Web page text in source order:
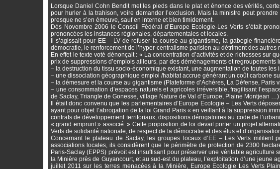
Lorsque Daniel Cohn Bendit met les pieds dans le plat et énonce des vérités,
pour hurler à la trahison, voire demander l’exclusion. Mais la ministre peut
presque ne s’en émeuve, sauf en interne et bien timidement.
Dès Novembre 2006 le Conseil Fédéral d’Europe Ecologie-Les Verts s’était
prononcées les instances régionales, départementales et locales.
Il s’agissait pour EE – LV de refuser la course au gigantisme, la gabegie
démocratie, le renforcement de l’hyper-centralisme parisien au détriment des
En effet le texte voté dénonçait : « La concentration d’activités et de richesses sur
prix de suppressions d’emplois ailleurs, par des déménagements et regroupements
– la destruction du tissu socio-économique existant, une augmentation de toutes
– une dissociation géographique emploi /habitat accrue générant un coût carbone
– la démesure et la course au gigantisme (Plateforme d’Achères, La Défense, Paris
– une consommation d’espaces naturels et agricoles irréversible, fragilisant
de Saclay, Triangle de Gonesse, village Nature de Val d’Europe, Plaine Montjean
Il était donc convenu que les parlementaires d’Europe Ecologie – Les Verts
ayant pour objet l’abrogation de la loi Grand Paris « en veillant à la suppression
contrats de développement territoriaux, dispositions dérogatoires au code de
« grand emprunt » associé. » Cette proposition de loi devait porter un projet
Verts de solidarité nationale, de respect de la démocratie et des élus et
Concernant le plateau de Saclay, les groupes locaux d’EE – Les Verts
associations locales, ils considèrent que le périmètre de protection de 2300
Paris-Saclay (EPPS) prévoit est insuffisant pour préserver une véritable
la Minière près de Guyancourt, et au sud-est du plateau, l’exploitation d’une jeune
juillet 2011 sur les terres menacées à la Minière, Europe Ecologie Les Verts